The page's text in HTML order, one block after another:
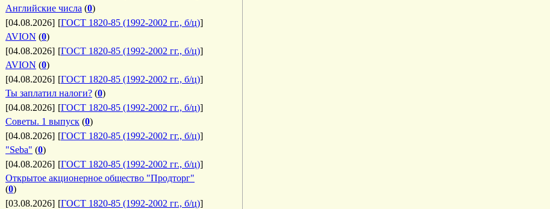
Английские числа (0)
[04.08.2026] [ГОСТ 1820-85 (1992-2002 гг., б/ц)]
AVION (0)
[04.08.2026] [ГОСТ 1820-85 (1992-2002 гг., б/ц)]
AVION (0)
[04.08.2026] [ГОСТ 1820-85 (1992-2002 гг., б/ц)]
Ты заплатил налоги? (0)
[04.08.2026] [ГОСТ 1820-85 (1992-2002 гг., б/ц)]
Советы. 1 выпуск (0)
[04.08.2026] [ГОСТ 1820-85 (1992-2002 гг., б/ц)]
"Seba" (0)
[04.08.2026] [ГОСТ 1820-85 (1992-2002 гг., б/ц)]
Открытое акционерное общество "Продторг"
(0)
[03.08.2026] [ГОСТ 1820-85 (1992-2002 гг., б/ц)]